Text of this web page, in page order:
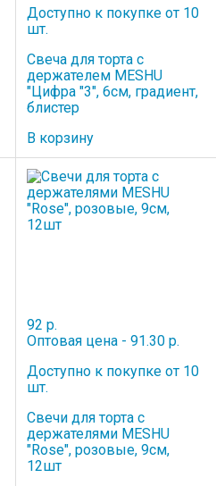
Доступно к покупке от 10
шт.
Свеча для торта с
держателем MESHU
"Цифра "3", 6см, градиент,
блистер
В корзину
92 р.
Оптовая цена - 91.30 р.
Доступно к покупке от 10
шт.
Свечи для торта с
держателями MESHU
"Rose", розовые, 9см,
12шт